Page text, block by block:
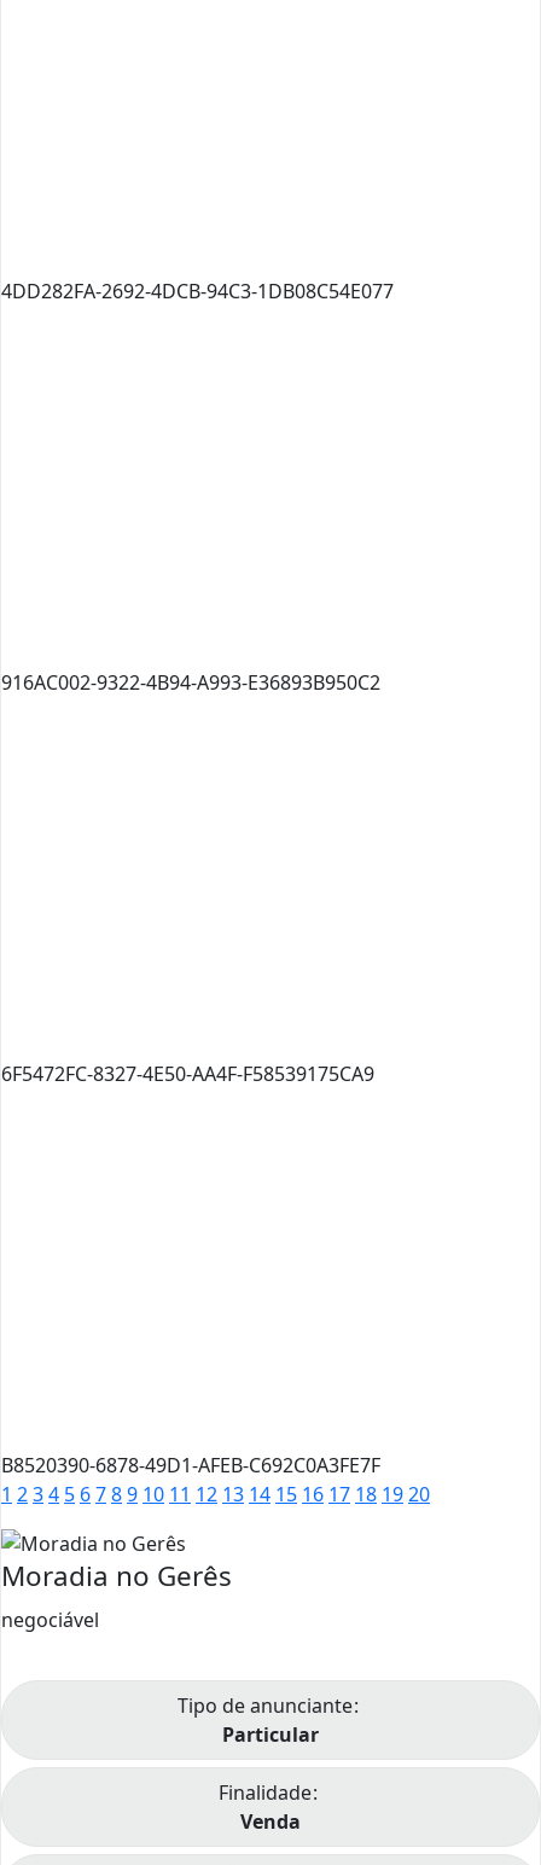
4DD282FA-2692-4DCB-94C3-1DB08C54E077
916AC002-9322-4B94-A993-E36893B950C2
6F5472FC-8327-4E50-AA4F-F58539175CA9
B8520390-6878-49D1-AFEB-C692C0A3FE7F
1 234 5 6789 10 11 12 13 14 15 16 17 18 1920
Moradia no Gerês
negociável
Tipo de anunciante
Particular
Finalidade
Venda